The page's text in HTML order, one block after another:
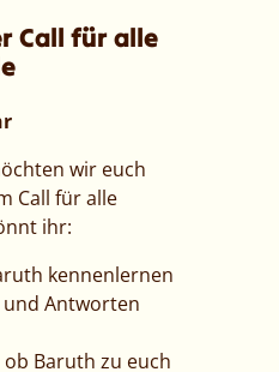
Call für alle
wir euch
Call für alle
ihr:
kennenlernen
und Antworten
Baruth zu euch